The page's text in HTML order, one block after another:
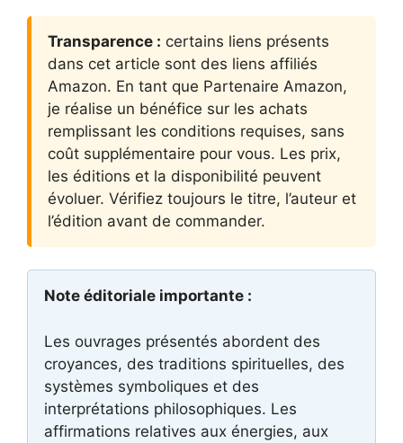
Transparence : certains liens présents
dans cet article sont des liens affiliés
Amazon. En tant que Partenaire Amazon,
je réalise un bénéfice sur les achats
remplissant les conditions requises, sans
coût supplémentaire pour vous. Les prix,
les éditions et la disponibilité peuvent
évoluer. Vérifiez toujours le titre, l’auteur et
l’édition avant de commander.
Note éditoriale importante :
Les ouvrages présentés abordent des
croyances, des traditions spirituelles, des
systèmes symboliques et des
interprétations philosophiques. Les
affirmations relatives aux énergies, aux